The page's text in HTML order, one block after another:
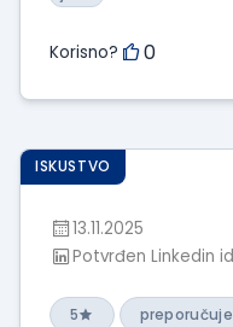
Korisno? 0
ISKUSTVO
13.11.2025
Potvrđen Linkedin
5 preporučuje